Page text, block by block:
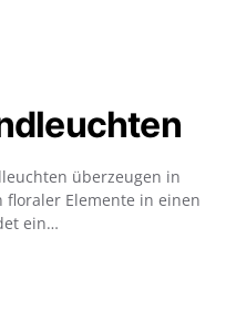
überzeugen in
Elemente in einen
ein…